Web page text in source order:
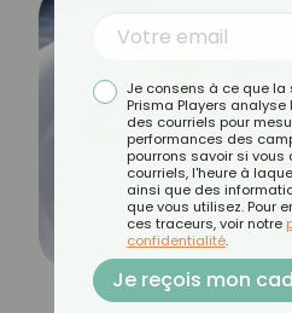
Je consens à ce que la
Prisma Players analyse
des courriels pour
performances des
pourrons savoir si vous
courriels, l'heure à
ainsi que des
que vous utilisez. Pour
ces traceurs, voir notre
confidentialité.
Je reçois mon